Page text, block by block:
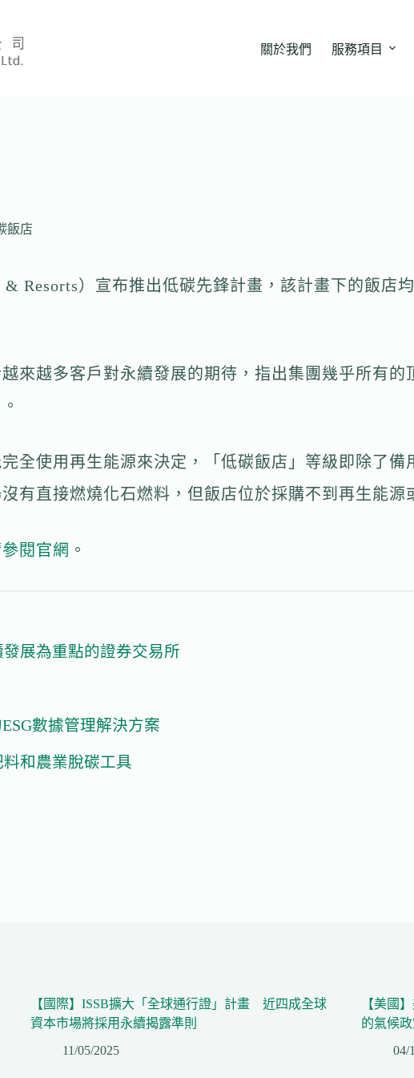
關於我們 服務項目
飯店
Resorts）宣布推出低碳先鋒計畫，該計畫下的飯店
來越多客戶對永續發展的期待，指出集團幾乎所有
全使用再生能源來決定，「低碳飯店」等級即除了
有直接燃燒化石燃料，但飯店位於採購不到再生能源
閱官網 。
展為重點的證券交易所
數據管理解決方案
料和農業脫碳工具
【國際】ISSB擴大「全球通行證」計畫 近四成全球
資本市場將採用永續揭露準則
11/05/2025
【美國
的氣候政
04/